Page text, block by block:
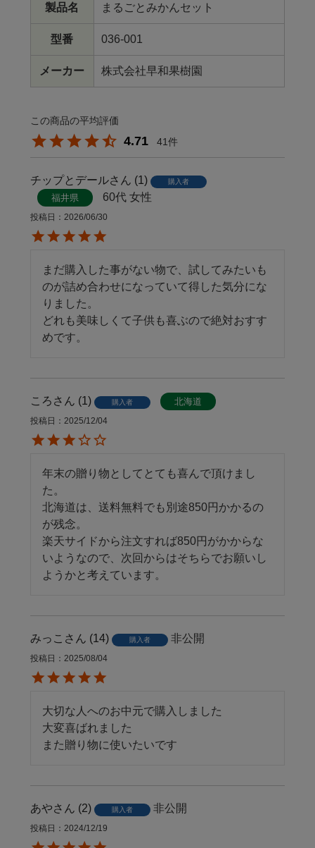
製品名 まるごとみかんセット
型番 036-001
メーカー 株式会社早和果樹園
4.71 41
チップとデール 1 購入者
福井県 60代 女性
投稿日 2026/06/30
まだ購入した事がない物で、試してみたいも
のが詰め合わせになっていて得した気分にな
りました。
どれも美味しくて子供も喜ぶので絶対おすす
めです。
ころ 1 購入者 北海道
投稿日 2025/12/04
年末の贈り物としてとても喜んで頂けまし
た。
北海道は、送料無料でも別途850円かかるの
が残念。
楽天サイドから注文すれば850円がかからな
いようなので、次回からはそちらでお願いし
ようかと考えています。
みっこ 14 購入者 非公開
投稿日 2025/08/04
大切な人へのお中元で購入しました
大変喜ばれました
また贈り物に使いたいです
あや 2 購入者 非公開
投稿日 2024/12/19